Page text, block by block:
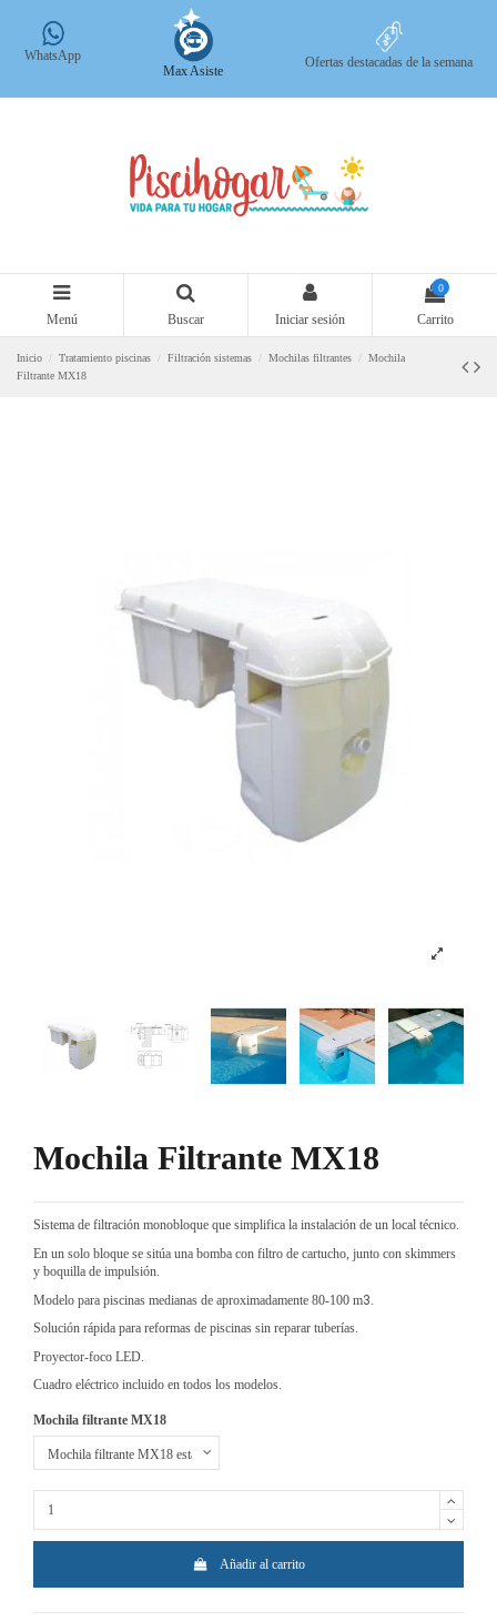
WhatsApp
Max Asiste
Ofertas destacadas de la semana
Menú Buscar Iniciar sesión
0
Carrito
Inicio Tratamiento piscinas Filtración sistemas Mochilas filtrantes
Mochila
Filtrante MX18
Mochila Filtrante MX18
Sistema de filtración monobloque que simplifica la instalación de un local técnico.
En un solo bloque se sitúa una bomba con filtro de cartucho, junto con skimmers
y boquilla de impulsión.
Modelo para piscinas medianas de aproximadamente 80-100 m3
Solución rápida para reformas de piscinas sin reparar tuberías.
Proyector-foco LED.
Cuadro eléctrico incluido en todos los modelos.
Mochila filtrante MX18
Añadir al carrito